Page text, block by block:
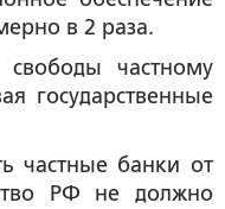
в 2 раза.
частному
государственные
частные банки от
РФ не должно